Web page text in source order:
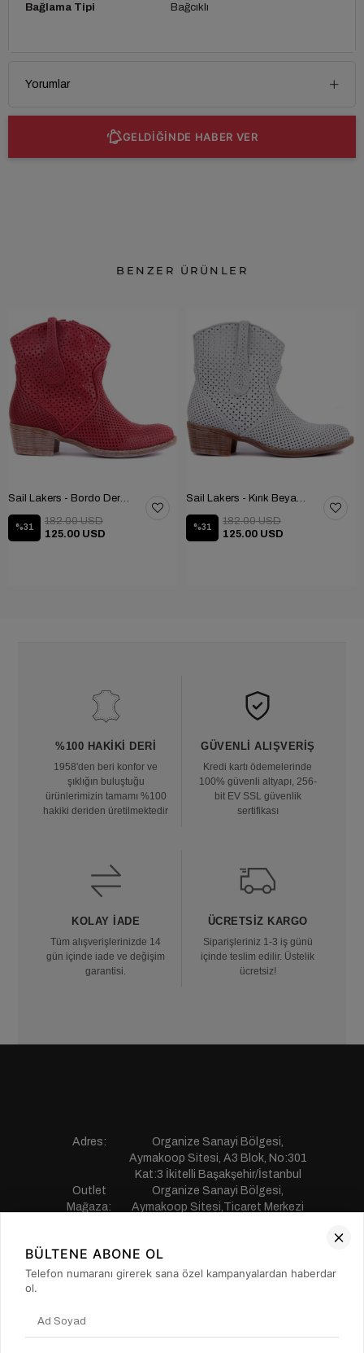
Bağlama Tipi Bağcıklı
Yorumlar
GELDİĞİNDE HABER VER
BENZER ÜRÜNLER
%31
125.00 USD
182.00 USD
%31
125.00 USD
182.00 USD
%100 HAKIKI DERI
1958'den beri konfor ve
şıklığın buluştuğu
ürünlerimizin tamamı %100
hakiki deriden üretilmektedir
GÜVENLI ALIŞVERIŞ
Kredi kartı ödemelerinde
100% güvenli altyapı, 256-
bit EV SSL güvenlik
sertifikası
KOLAY İADE
Tüm alışverişlerinizde 14
gün içinde iade ve değişim
garantisi.
ÜCRETSIZ KARGO
Siparişleriniz 1-3 iş günü
içinde teslim edilir. Üstelik
ücretsiz!
Adres:
Organize Sanayi Bölgesi,
Aymakoop Sitesi, A3 Blok, No:301
Kat:3 İkitelli Başakşehir/İstanbul
Outlet
Mağaza:
Organize Sanayi Bölgesi,
Aymakoop Sitesi,Ticaret Merkezi
Telefon:
0850 441 55 77
E-mail:
musterihizmetleri@saillakers.com.tr
MÜŞTERİ HİZMETLERİ
BÜLTENE ABONE OL
Telefon numaranı girerek sana özel kampanyalardan haberdar
ol.